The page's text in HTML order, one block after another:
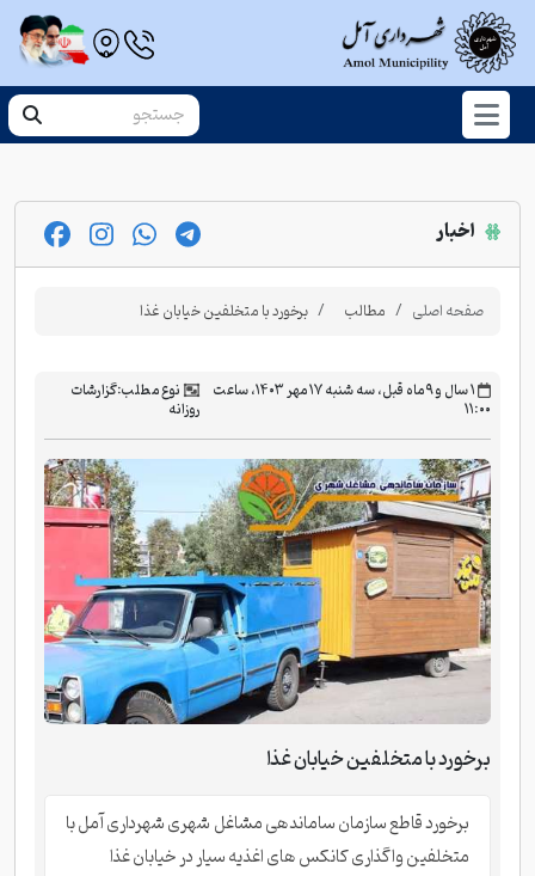
اخبار
صفحه اصلی مطالب برخورد با متخلفین خیابان غذا
‫۱ سال و ۹ ماه قبل، سه شنبه ۱۷ مهر ۱۴۰۳، ساعت
۱۱:۰۰
نوع مطلب:گزارشات
روزانه
برخورد با متخلفین خیابان غذا
برخورد قاطع سازمان ساماندهی مشاغل شهری شهرداری آمل با
متخلفین واگذاری کانکس های اغذیه سیار در خیابان غذا